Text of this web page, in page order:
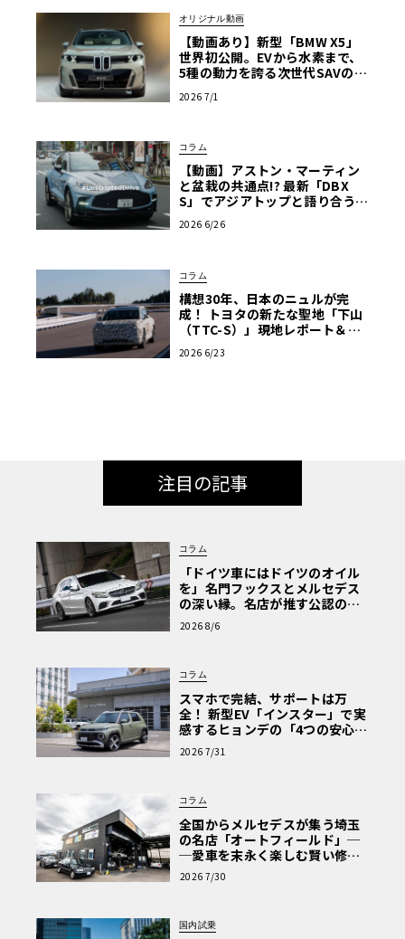
オリジナル動画
【動画あり】新型「BMW X5」
世界初公開。EVから水素まで、
5種の動力を誇る次世代SAVの実
2026 7/1
コラム
【動画】アストン・マーティン
と盆栽の共通点!? 最新「DBX
S」でアジアトップと語り合う東
コベイワセテ 番外編】
2026 6/26
コラム
構想30年、日本のニュルが完
成！ トヨタの新たな聖地「下山
（TTC-S）」現地レポート＆新
2026 6/23
注目の記事
コラム
「ドイツ車にはドイツのオイル
を」名門フックスとメルセデス
の深い縁。名店が推す公認の安
心と、Cクラスで味わうシルキー
な走り〈PR〉
2026 8/6
コラム
スマホで完結、サポートは万
全！ 新型EV「インスター」で実
感するヒョンデの「4つの安心」
【第1回・ヒョンデ6つの疑問：
Why? Hyundai?】〈PR〉
2026 7/31
コラム
全国からメルセデスが集う埼玉
の名店「オートフィールド」─
─愛車を末永く楽しむ賢い修理
術と、プロがフックス製オイル
を選ぶ理由〈PR〉
2026 7/30
国内試乗